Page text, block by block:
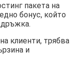
пакета на
бонус, който
клиенти, трябва
и